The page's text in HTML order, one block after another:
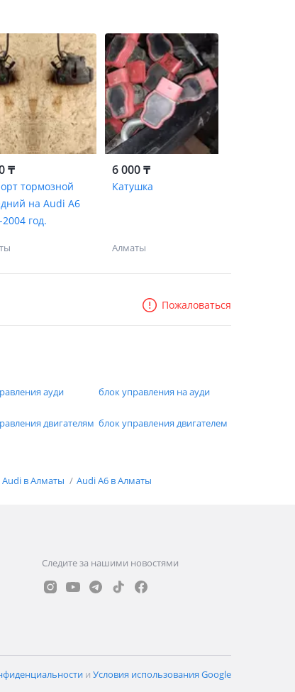
₸
тормозной
на Audi A6
год.
6 000 ₸
Катушка
Алматы
Пожаловаться
ауди блок управления на ауди
двигателям блок управления двигателем
Audi в Алматы Audi A6 в Алматы
Следите за нашими новостями
и Условия использования Google